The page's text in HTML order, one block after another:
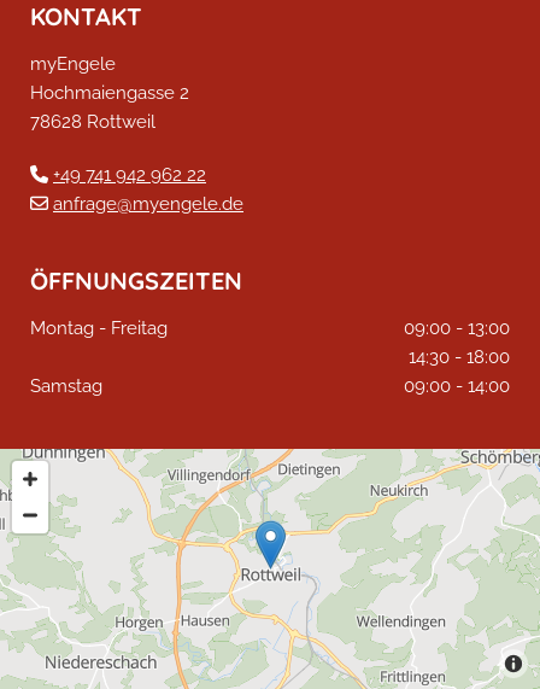
KONTAKT
myEngele
Hochmaiengasse 2
78628 Rottweil
 +49 741 942 962 22
 anfrage@myengele.de
ÖFFNUNGSZEITEN
Montag - Freitag
09:00 - 13:00
14:30 - 18:00
Samstag
09:00 - 14:00